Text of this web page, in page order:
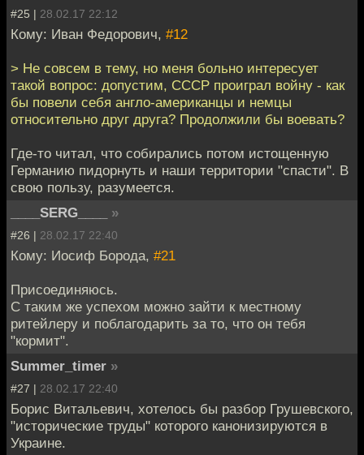
#25 | 28.02.17 22:12
Кому: Иван Федорович, #12
> Не совсем в тему, но меня больно интересует
такой вопрос: допустим, СССР проиграл войну - как
бы повели себя англо-американцы и немцы
относительно друг друга? Продолжили бы воевать?
Где-то читал, что собирались потом истощенную
Германию пидорнуть и наши территории "спасти". В
свою пользу, разумеется.
____SERG____
»
#26 | 28.02.17 22:40
Кому: Иосиф Борода, #21
Присоединяюсь.
С таким же успехом можно зайти к местному
ритейлеру и поблагодарить за то, что он тебя
"кормит".
Summer_timer »
#27 | 28.02.17 22:40
Борис Витальевич, хотелось бы разбор Грушевского,
"исторические труды" которого канонизируются в
Украине.